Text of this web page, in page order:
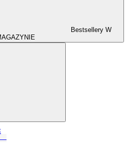
Bestsellery W